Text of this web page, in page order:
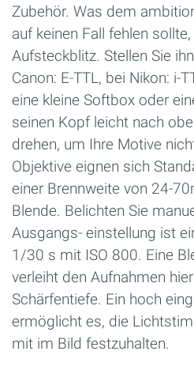
Zubehör. Was dem
auf keinen Fall fehlen
Aufsteckblitz. Stellen Sie
Canon: E-TTL, bei Nikon: i-
eine kleine Softbox oder
seinen Kopf leicht nach
drehen, um Ihre Motive
Objektive eignen sich
einer Brennweite von 24-
Blende. Belichten Sie
Ausgangs- einstellung ist
1/30 s mit ISO 800. Eine
verleiht den Aufnahmen
Schärfentiefe. Ein hoch
ermöglicht es, die
mit im Bild festzuhalten.